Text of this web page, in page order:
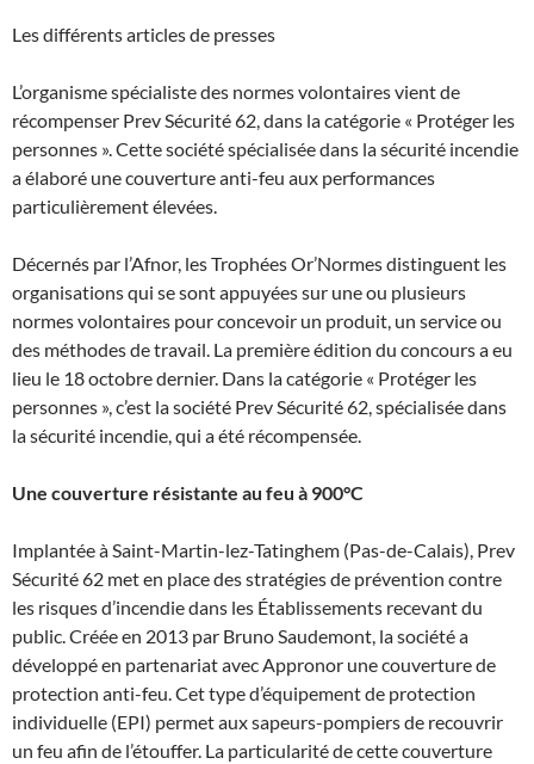
Les différents articles de presses
L’organisme spécialiste des normes volontaires vient de
récompenser Prev Sécurité 62, dans la catégorie « Protéger les
personnes ». Cette société spécialisée dans la sécurité incendie
a élaboré une couverture anti-feu aux performances
particulièrement élevées.
Décernés par l’Afnor, les Trophées Or’Normes distinguent les
organisations qui se sont appuyées sur une ou plusieurs
normes volontaires pour concevoir un produit, un service ou
des méthodes de travail. La première édition du concours a eu
lieu le 18 octobre dernier. Dans la catégorie « Protéger les
personnes », c’est la société Prev Sécurité 62, spécialisée dans
la sécurité incendie, qui a été récompensée.
Une couverture résistante au feu à 900°C
Implantée à Saint-Martin-lez-Tatinghem (Pas-de-Calais), Prev
Sécurité 62 met en place des stratégies de prévention contre
les risques d’incendie dans les Établissements recevant du
public. Créée en 2013 par Bruno Saudemont, la société a
développé en partenariat avec Appronor une couverture de
protection anti-feu. Cet type d’équipement de protection
individuelle (EPI) permet aux sapeurs-pompiers de recouvrir
un feu afin de l’étouffer. La particularité de cette couverture